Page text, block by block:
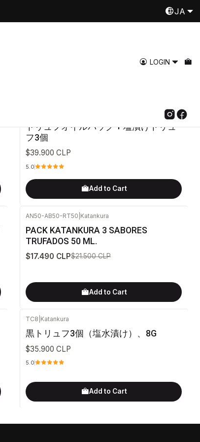
LOGIN
JA
トリュフオイルパック + 塩漬けトリュ
フ3個
$39.900 CLP
5.0
Add to Cart
AN50-AB50-RT50 Katankura
PACK KATANKURA 3 SABORES
TRUFADOS 50 ML.
$17.490 CLP$21.500 CLP
Add to Cart
TC8 Katankura
黒トリュフ3個（塩水漬け）、8G
$35.900 CLP
5.0
Add to Cart